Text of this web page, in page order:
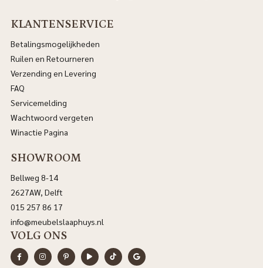
KLANTENSERVICE
Betalingsmogelijkheden
Ruilen en Retourneren
Verzending en Levering
FAQ
Servicemelding
Wachtwoord vergeten
Winactie Pagina
SHOWROOM
Bellweg 8-14
2627AW, Delft
015 257 86 17
info@meubelslaaphuys.nl
VOLG ONS